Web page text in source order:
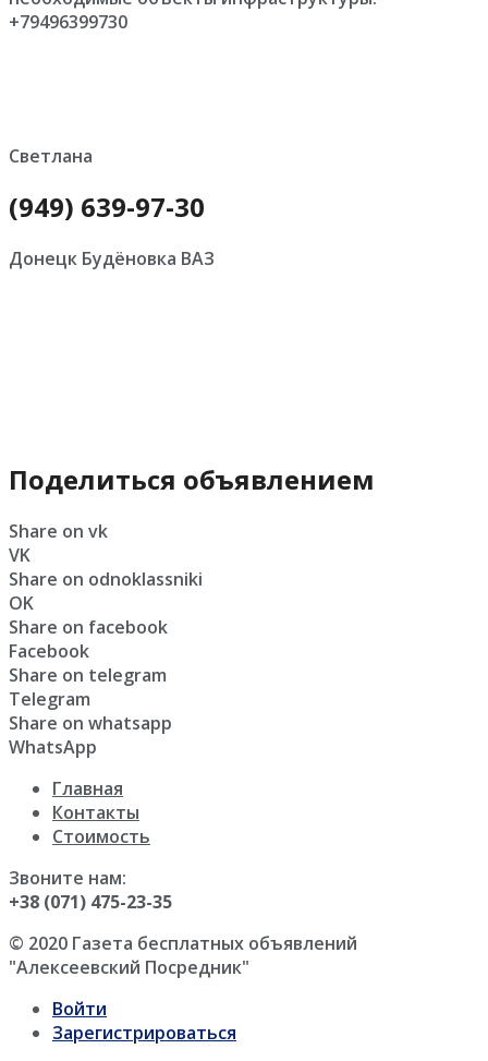
+79496399730
Светлана
(949) 639-97-30
Донецк Будёновка ВАЗ
Поделиться объявлением
Share on vk
VK
Share on odnoklassniki
OK
Share on facebook
Facebook
Share on telegram
Telegram
Share on whatsapp
WhatsApp
Главная
Контакты
Стоимость
Звоните нам:
+38 (071) 475-23-35
© 2020 Газета бесплатных объявлений
"Алексеевский Посредник"
Войти
Зарегистрироваться